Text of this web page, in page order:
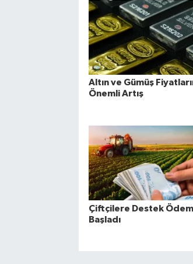
Altın ve Gümüş
Önemli Artış
Çiftçilere Destek
Başladı